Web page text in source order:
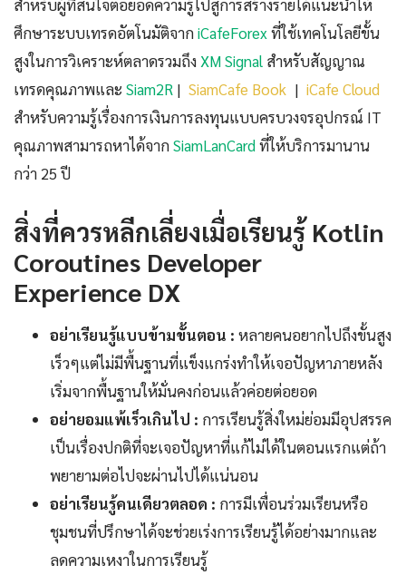
สำหรับผู้ที่สนใจต่อยอดความรู้ไปสู่การสร้างรายได้แนะนำให้
ศึกษาระบบเทรดอัตโนมัติจากiCafeForex ที่ใช้เทคโนโลยีขั้น
สูงในการวิเคราะห์ตลาดรวมถึง XM Signal สำหรับสัญญาณ
เทรดคุณภาพและ Siam2R | SiamCafe Book | iCafe Cloud
สำหรับความรู้เรื่องการเงินการลงทุนแบบครบวงจรอุปกรณ์ IT
คุณภาพสามารถหาได้จากSiamLanCardที่ให้บริการมานาน
กว่า 25 ปี
สิ่งที่ควรหลีกเลี่ยงเมื่อเรียนรู้ Kotlin
Coroutines Developer
Experience DX
อย่าเรียนรู้แบบข้ามขั้นตอน : หลายคนอยากไปถึงขั้นสูง
เร็วๆแต่ไม่มีพื้นฐานที่แข็งแกร่งทำให้เจอปัญหาภายหลัง
เริ่มจากพื้นฐานให้มั่นคงก่อนแล้วค่อยต่อยอด
อย่ายอมแพ้เร็วเกินไป : การเรียนรู้สิ่งใหม่ย่อมมีอุปสรรค
เป็นเรื่องปกติที่จะเจอปัญหาที่แก้ไม่ได้ในตอนแรกแต่ถ้า
พยายามต่อไปจะผ่านไปได้แน่นอน
อย่าเรียนรู้คนเดียวตลอด : การมีเพื่อนร่วมเรียนหรือ
ชุมชนที่ปรึกษาได้จะช่วยเร่งการเรียนรู้ได้อย่างมากและ
ลดความเหงาในการเรียนรู้